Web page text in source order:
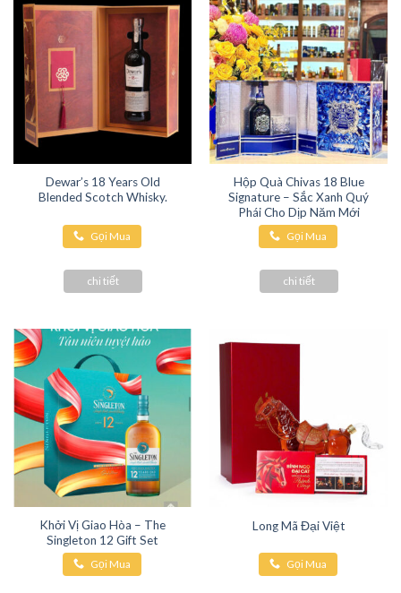
Dewar’s 18 Years Old
Blended Scotch Whisky.
Gọi Mua
chi tiết
Hộp Quà Chivas 18 Blue
Signature – Sắc Xanh Quý
Phái Cho Dịp Năm Mới
Gọi Mua
chi tiết
Khởi Vị Giao Hòa – The
Singleton 12 Gift Set
Gọi Mua
Long Mã Đại Việt
Gọi Mua